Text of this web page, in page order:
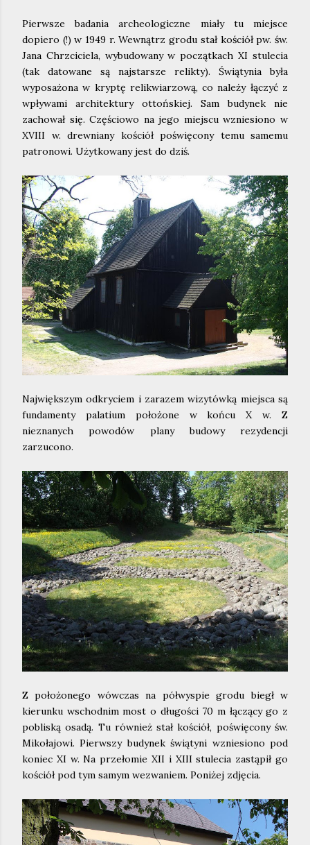
Pierwsze badania archeologiczne miały tu miejsce
dopiero (!) w 1949 r. Wewnątrz grodu stał kościół pw. św.
Jana Chrzciciela, wybudowany w początkach XI stulecia
(tak datowane są najstarsze relikty). Świątynia była
wyposażona w kryptę relikwiarzową, co należy łączyć z
wpływami architektury ottońskiej. Sam budynek nie
zachował się. Częściowo na jego miejscu wzniesiono w
XVIII w. drewniany kościół poświęcony temu samemu
patronowi. Użytkowany jest do dziś.
Największym odkryciem i zarazem wizytówką miejsca są
fundamenty palatium położone w końcu X w. Z
nieznanych powodów plany budowy rezydencji
zarzucono.
Z położonego wówczas na półwyspie grodu biegł w
kierunku wschodnim most o długości 70 m łączący go z
pobliską osadą. Tu również stał kościół, poświęcony św.
Mikołajowi. Pierwszy budynek świątyni wzniesiono pod
koniec XI w. Na przełomie XII i XIII stulecia zastąpił go
kościół pod tym samym wezwaniem. Poniżej zdjęcia.